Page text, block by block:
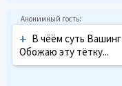
+ В чёём суть
Обожаю эту тётку...